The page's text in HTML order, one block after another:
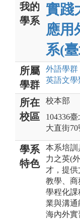
我的
學系
實踐
應用
系(
所屬
學群
外語學群
英語文學
所在
校區
校本部
104336
大直街70
學系
特色
本系培訓
力之英(
才，提
教學、商
學程化課
業與溝通
海內外實